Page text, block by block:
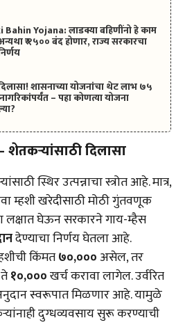
Bahin Yojana: लाडक्या बहि‍णींनो हे काम
₹ १५०० बंद होणार, राज्य सरकारचा
शासनाच्या योजनांचा थेट लाभ ७५
– पहा कोणत्या योजना
शेतकऱ्यांसाठी दिलासा
स्थिर उत्पन्नाचा स्त्रोत आहे. मात्र,
म्हशी खरेदीसाठी मोठी गुंतवणूक
घेऊन सरकारने गाय-म्हैस
देण्याचा निर्णय घेतला आहे.
किंमत₹७०,००० असेल, तर
ते₹१०,०००खर्च करावा लागेल. उर्वरित
स्वरूपात मिळणार आहे. यामुळे
दुग्धव्यवसाय सुरू करण्याची